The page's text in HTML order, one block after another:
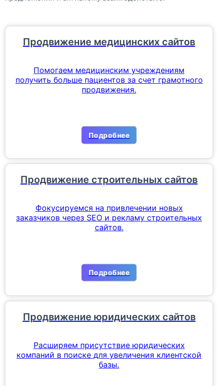
Продвижение медицинских сайтов
Помогаем медицинским учреждениям
получить больше пациентов за счет грамотного
продвижения.
Подробнее
Продвижение строительных сайтов
Фокусируемся на привлечении новых
заказчиков через SEO и рекламу строительных
сайтов.
Подробнее
Продвижение юридических сайтов
Расширяем присутствие юридических
компаний в поиске для увеличения клиентской
базы.